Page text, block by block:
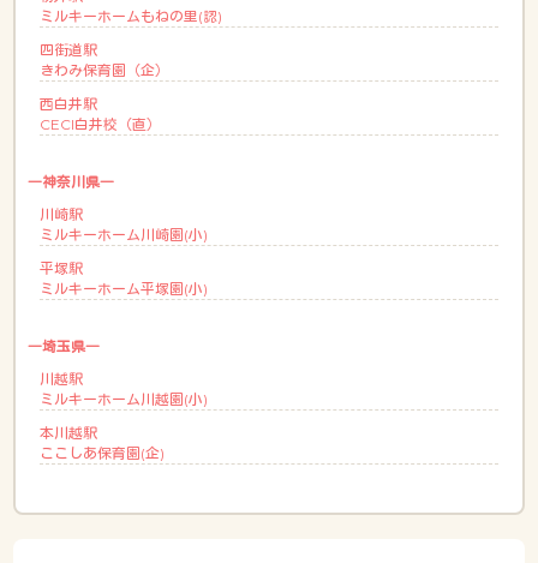
ミルキーホームもねの里(認)
四街道駅
きわみ保育園（企）
西白井駅
CECI白井校（直）
―神奈川県―
川崎駅
ミルキーホーム川崎園(小)
平塚駅
ミルキーホーム平塚園(小)
―埼玉県―
川越駅
ミルキーホーム川越園(小)
本川越駅
ここしあ保育園(企)